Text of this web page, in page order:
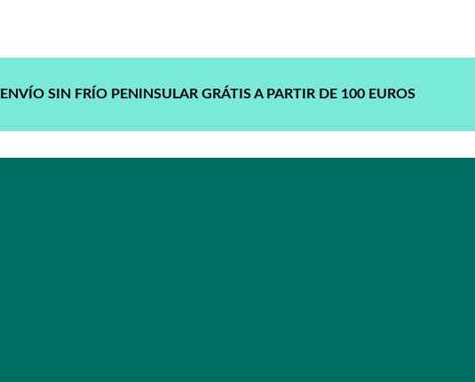
ENVÍO SIN FRÍO PENINSULAR GRÁTIS A PARTIR DE 100 EUROS